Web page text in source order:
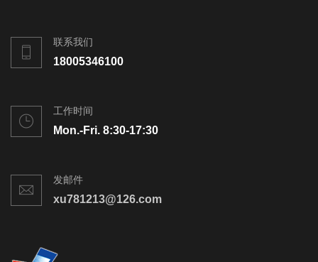
联系我们
18005346100
工作时间
Mon.-Fri. 8:30-17:30
发邮件
xu781213@126.com